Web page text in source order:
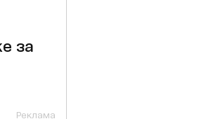
за
Реклама